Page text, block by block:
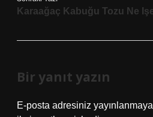
Karaağaç Kabuğu Tozu Ne
Bir yanıt yazın
E-posta adresiniz